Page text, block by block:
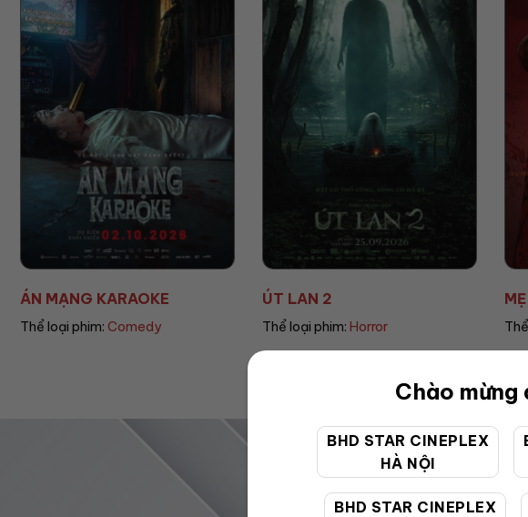
Chào mừng
BHD STAR CINEPLEX
HÀ NỘI
BHD STAR CINEPLEX
ÚT LAN 2
Thể loại phim:Horror
MẸ MÌN
Thể loại phim:Drama